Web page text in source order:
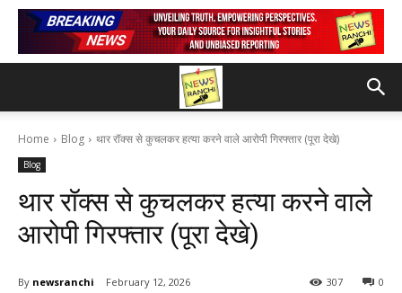
Home Blog थार रॉक्स से कुचलकर हत्या करने वाले आरोपी गिरफ्तार (पूरा देखे)
Blog
थार रॉक्स से कुचलकर हत्या करने वाले
आरोपी गिरफ्तार (पूरा देखे)
By newsranchi February 12, 2026 0
307